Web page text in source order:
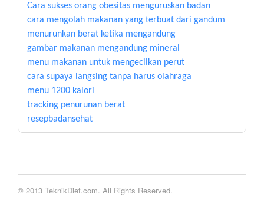
Cara sukses orang obesitas menguruskan badan
cara mengolah makanan yang terbuat dari gandum
menurunkan berat ketika mengandung
gambar makanan mengandung mineral
menu makanan untuk mengecilkan perut
cara supaya langsing tanpa harus olahraga
menu 1200 kalori
tracking penurunan berat
resepbadansehat
© 2013 TeknikDiet.com. All Rights Reserved.